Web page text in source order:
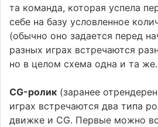
та команда, которая успела
себе на базу условленное
(обычно оно задается перед
разных играх встречаются
но в целом схема одна и та же.
CG-ролик (заранее
играх встречаются два типа
движке и CG. Первые можно